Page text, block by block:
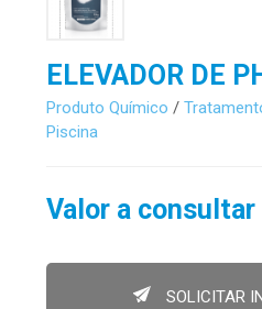
ELEVADOR DE
Produto Químico /
Piscina
Valor a consultar
SOLICITAR